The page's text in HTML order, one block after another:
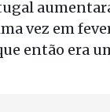
vez em
então era